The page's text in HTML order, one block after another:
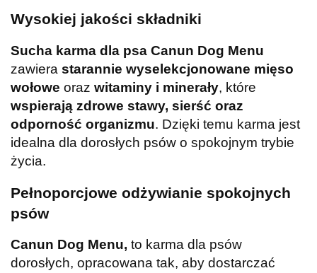
Wysokiej jakości składniki
Sucha karma dla psa Canun Dog Menu
zawiera starannie wyselekcjonowane mięso
wołowe oraz witaminy i minerały, które
wspierają zdrowe stawy, sierść oraz
odporność organizmu. Dzięki temu karma jest
idealna dla dorosłych psów o spokojnym trybie
życia.
Pełnoporcjowe odżywianie spokojnych
psów
Canun Dog Menu, to karma dla psów
dorosłych, opracowana tak, aby dostarczać